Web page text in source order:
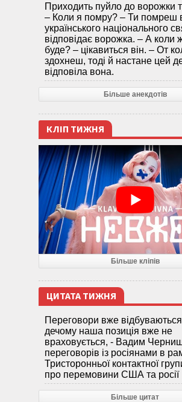
Приходить пуйло до ворожки
– Коли я помру? – Ти помреш
українського національного
відповідає ворожка. – А коли
буде? – цікавиться він. – От
здохнеш, тоді й настане цей
відповіла вона.
Більше анекдотів
КЛІП ТИЖНЯ
Більше кліпів
ЦИТАТА ТИЖНЯ
Переговори вже відбуваються
дечому наша позиція вже не
враховується, - Вадим
переговорів із росіянами в
Тристоронньої контактної
про перемовини США та росії
Більше цитат